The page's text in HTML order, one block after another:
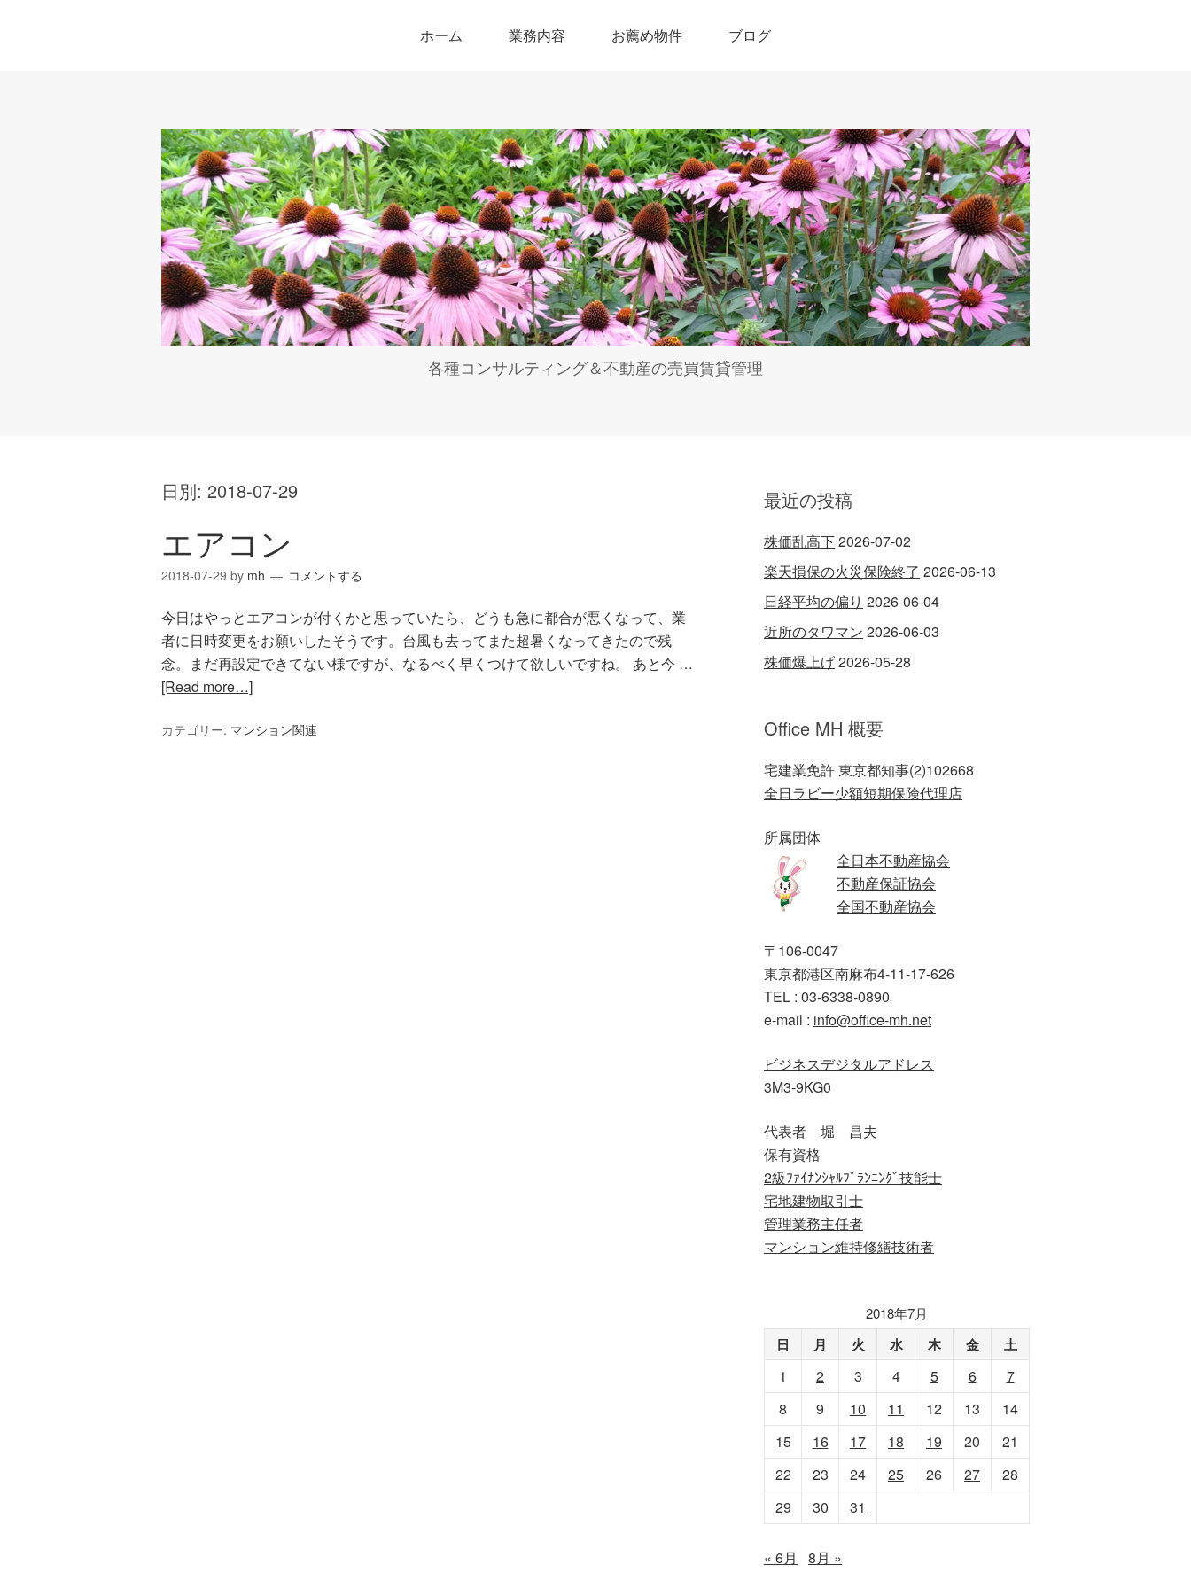
ホーム 業務内容 お薦め物件 ブログ
各種コンサルティング＆不動産の売買賃貸管理
日別: 2018-07-29
エアコン
2018-07-29 by mh コメントする
今日はやっとエアコンが付くかと思っていたら、どうも急に都合が悪くなって、業
者に日時変更をお願いしたそうです。台風も去ってまた超暑くなってきたので残
念。まだ再設定できてない様ですが、なるべく早くつけて欲しいですね。 あと今 …
[Read more…]
カテゴリー: マンション関連
最近の投稿
株価乱高下2026-07-02
楽天損保の火災保険終了 2026-06-13
日経平均の偏り 2026-06-04
近所のタワマン 2026-06-03
株価爆上げ2026-05-28
Office MH 概要
宅建業免許 東京都知事(2)102668
全日ラビー少額短期保険代理店
所属団体
全日本不動産協会
不動産保証協会
全国不動産協会
〒106-0047
東京都港区南麻布4-11-17-626
TEL : 03-6338-0890
e-mail : info@office-mh.net
ビジネスデジタルアドレス
3M3-9KG0
代表者 堀 昌夫
保有資格
2級ﾌｧｲﾅﾝｼｬﾙﾌﾟﾗﾝﾆﾝｸﾞ技能士
宅地建物取引士
管理業務主任者
マンション維持修繕技術者
2018年7月
日 月 火 水 木 金 土
1 2 3 4 5 6
7
8
9 10 11 12 13
14
15
16 17 18 19 20
21
22
23 24 25 26 27
28
29
30 31
« 6月 8月 »